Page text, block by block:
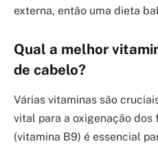
externa, então uma dieta
Qual a melhor
de cabelo?
Várias vitaminas são
vital para a oxigenação
(vitamina B9) é essencial